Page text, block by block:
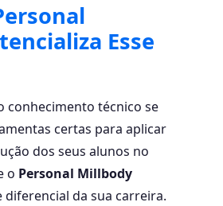
Esse
conhecimento técnico se
certas para aplicar
dos seus alunos no
o Personal Millbody
da sua carreira.